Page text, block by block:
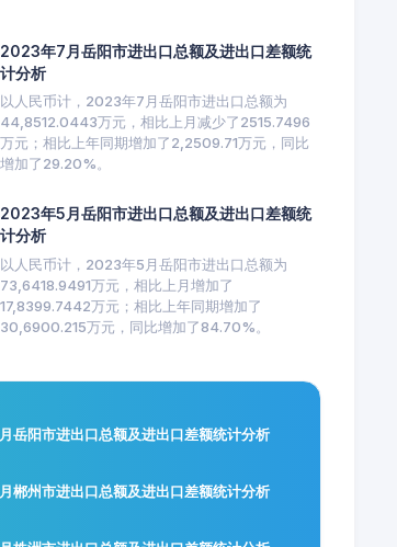
2023年7月岳阳市进出口总额及进出口差额统
计分析
以人民币计，2023年7月岳阳市进出口总额为
44,8512.0443万元，相比上月减少了2515.7496
万元；相比上年同期增加了2,2509.71万元，同比
增加了29.20%。
2023年5月岳阳市进出口总额及进出口差额统
计分析
以人民币计，2023年5月岳阳市进出口总额为
73,6418.9491万元，相比上月增加了
17,8399.7442万元；相比上年同期增加了
30,6900.215万元，同比增加了84.70%。
岳阳市进出口总额及进出口差额统计分析
郴州市进出口总额及进出口差额统计分析